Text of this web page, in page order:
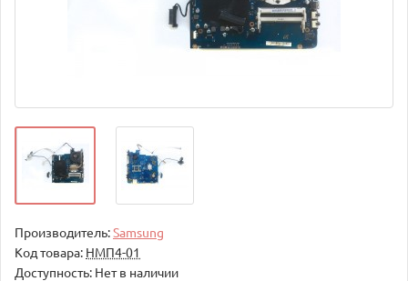
Производитель:Samsung
Код товара: НМП4-01
Доступность: Нет в наличии